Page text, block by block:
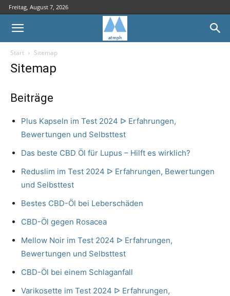
Freitag, August 7, 2026
Start Sitemap
Sitemap
Beiträge
Plus Kapseln im Test 2024 ᐅ Erfahrungen,
Bewertungen und Selbsttest
Das beste CBD Öl für Lupus – Hilft es wirklich?
Reduslim im Test 2024 ᐅ Erfahrungen, Bewertungen
und Selbsttest
Bestes CBD-Öl bei Leberschäden
CBD-Öl gegen Rosacea
Mellow Noir im Test 2024 ᐅ Erfahrungen,
Bewertungen und Selbsttest
CBD-Öl bei einem Schlaganfall
Varikosette im Test 2024 ᐅ Erfahrungen,